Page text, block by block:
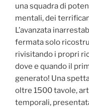
una squadra di
mentali, dei
L’avanzata
fermata solo
rivisitando i propri
dove e quando il
generato! Una
oltre 1500 tavole,
temporali,